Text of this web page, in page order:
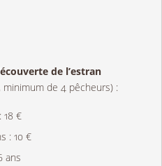
de l’estran
de 4 pêcheurs) :
18 €
: 10 €
ans